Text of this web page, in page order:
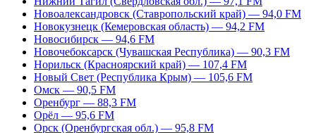
Новоалександровск (Ставропольский край) — 94,0 FM
Новокузнецк (Кемеровская область) — 94,2 FM
Новосибирск — 94,6 FM
Новочебоксарск (Чувашская Республика) — 90,3 FM
Норильск (Красноярский край) — 107,4 FM
Новый Свет (Республика Крым) — 105,6 FM
Омск — 90,5 FM
Оренбург — 88,3 FM
Орёл — 95,6 FM
Орск (Оренбургская обл.) — 95,8 FM